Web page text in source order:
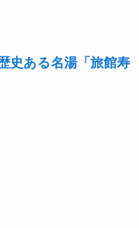
史ある名湯「旅館寿